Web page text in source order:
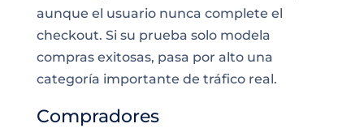
aunque el usuario nunca complete el
checkout. Si su prueba solo modela
compras exitosas, pasa por alto una
categoría importante de tráfico real.
Compradores